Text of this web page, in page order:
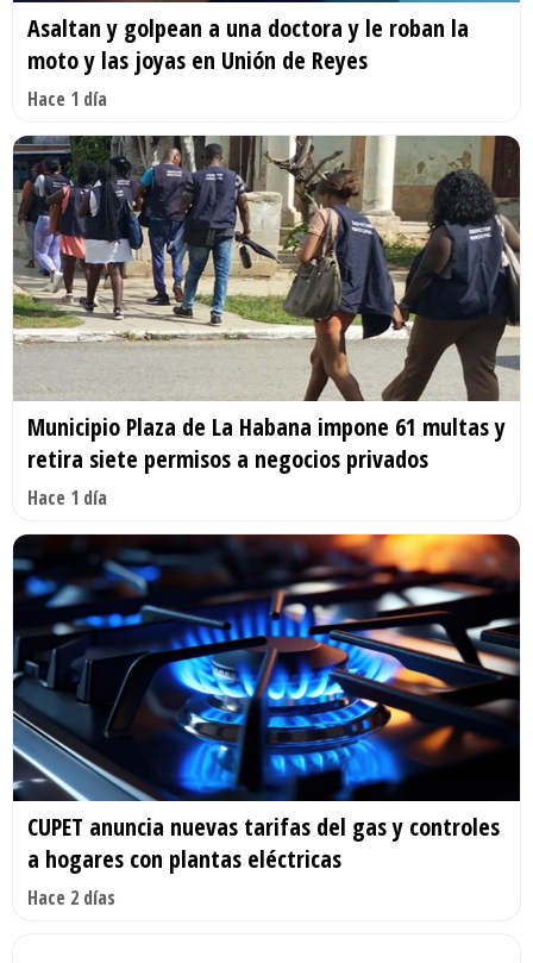
Asaltan y golpean a una doctora y le roban la
moto y las joyas en Unión de Reyes
Hace 1 día
Municipio Plaza de La Habana impone 61 multas y
retira siete permisos a negocios privados
Hace 1 día
CUPET anuncia nuevas tarifas del gas y controles
a hogares con plantas eléctricas
Hace 2 días